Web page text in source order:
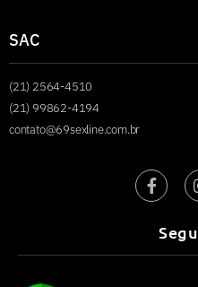
SAC
(21) 2564-4510
(21) 99862-4194
contato@69sexline.com.br